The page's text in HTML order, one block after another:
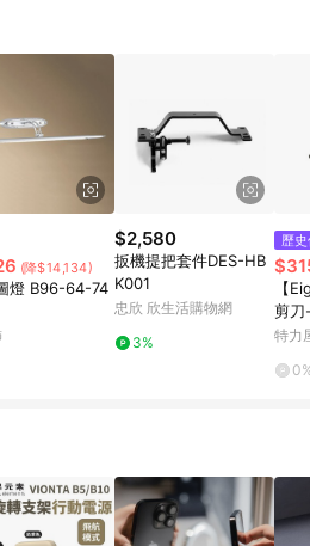
24小時內結帳，才享有 LINE
回饋網、Google等其他網頁、或
換為App都將會造成追蹤中斷而
性
，如顯示之商品規格、顏色、價
頁不符，以銷售網頁標示為準。
台灣樂天回饋規定，逾期訂單將
樂天市場保有更改條款與法律
場網站公告為準。
(降$14,134)
燈 B96-64-74
$2,580
扳機提把套件DES-HB
K001
忠欣 欣生活購物網
3%
歷
【
剪刀
特力